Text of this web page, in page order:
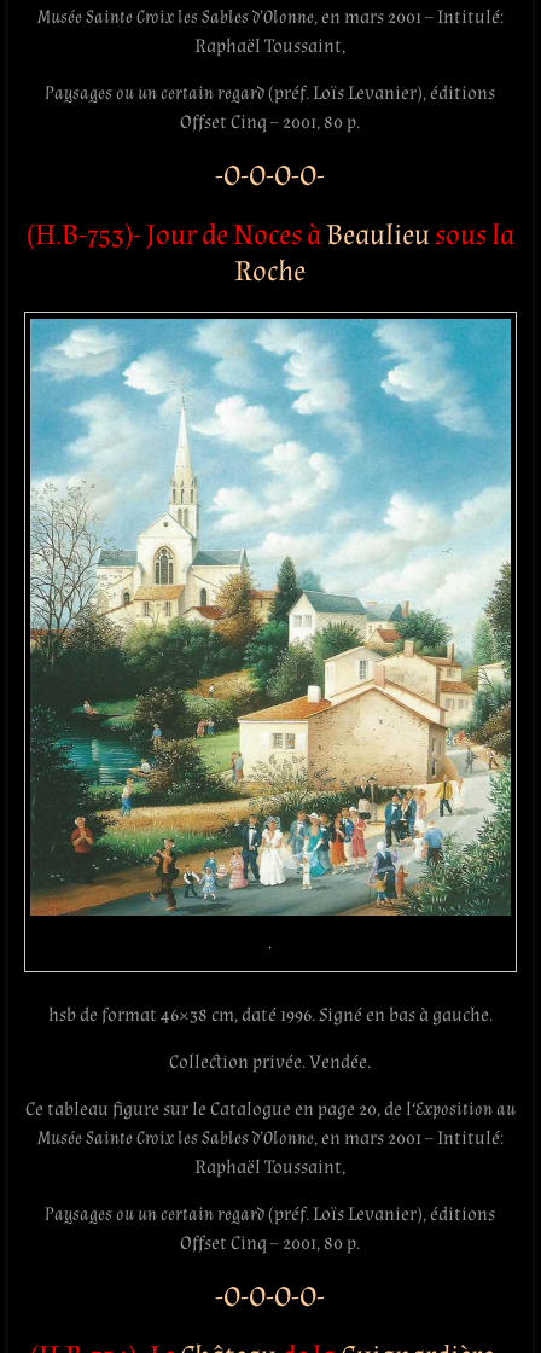
Musée Sainte Croix les Sables d’Olonne, en mars 2001 – Intitulé:
Raphaël Toussaint,
Paysages ou un certain regard(préf. Loïs Levanier), éditions
Offset Cinq – 2001, 80 p.
-O-O-O-O-
(H.B-753)- Jour de Noces àBeaulieusous la
Roche
.
hsb de format 46×38 cm, daté 1996. Signé en bas à gauche.
Collection privée. Vendée.
Ce tableau figure sur le Catalogue en page 20, de l‘Exposition au
Musée Sainte Croix les Sables d’Olonne, en mars 2001 – Intitulé:
Raphaël Toussaint,
Paysages ou un certain regard(préf. Loïs Levanier), éditions
Offset Cinq – 2001, 80 p.
-O-O-O-O-